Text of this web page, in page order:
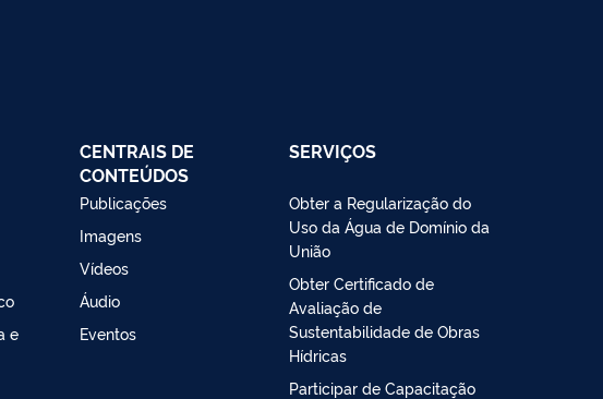
e
CENTRAIS DE
CONTEÚDOS
Publicações
Imagens
Vídeos
Áudio
Eventos
SERVIÇOS
Obter a Regularização do
Uso da Água de Domínio da
União
Obter Certificado de
Avaliação de
Sustentabilidade de Obras
Hídricas
Participar de Capacitação